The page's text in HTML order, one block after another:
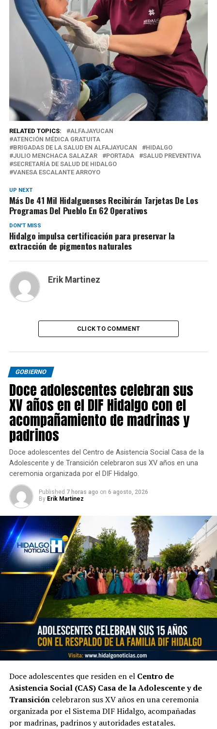
RELATED TOPICS:
ALFAJAYUCAN
ATENCIÓN MÉDICA GRATUITA
BRIGADAS DE LA SALUD EN ALFAJAYUCAN
HIDALGO
JULIO MENCHACA SALAZAR
PORTADA
SALUD PREVENTIVA
SECRETARÍA DE SALUD DE HIDALGO
VANESA ESCALANTE ARROYO
UP NEXT
Más De 41 Mil Hidalguenses Recibirán Tarjetas De Los
Programas Del Pueblo En 62 Operativos
DON'T MISS
Hidalgo impulsa certificación para preservar la
extracción de pigmentos naturales
Erik Martinez
CLICK TO COMMENT
GOBIERNO
Doce adolescentes celebran sus
XV años en el DIF Hidalgo con el
acompañamiento de madrinas y
padrinos
Doce adolescentes del Centro de Asistencia Social Casa de la
Adolescente y de Transición celebraron sus XV años en una
ceremonia organizada por el DIF Hidalgo.
Published 7 horas ago on 6 agosto, 2026
By Erik Martinez
Doce adolescentes que residen en el Centro de
Asistencia Social (CAS) Casa de la Adolescente y de
Transicióncelebraron sus XV años en una ceremonia
organizada por el Sistema DIF Hidalgo, acompañadas
por madrinas, padrinos y autoridades estatales.